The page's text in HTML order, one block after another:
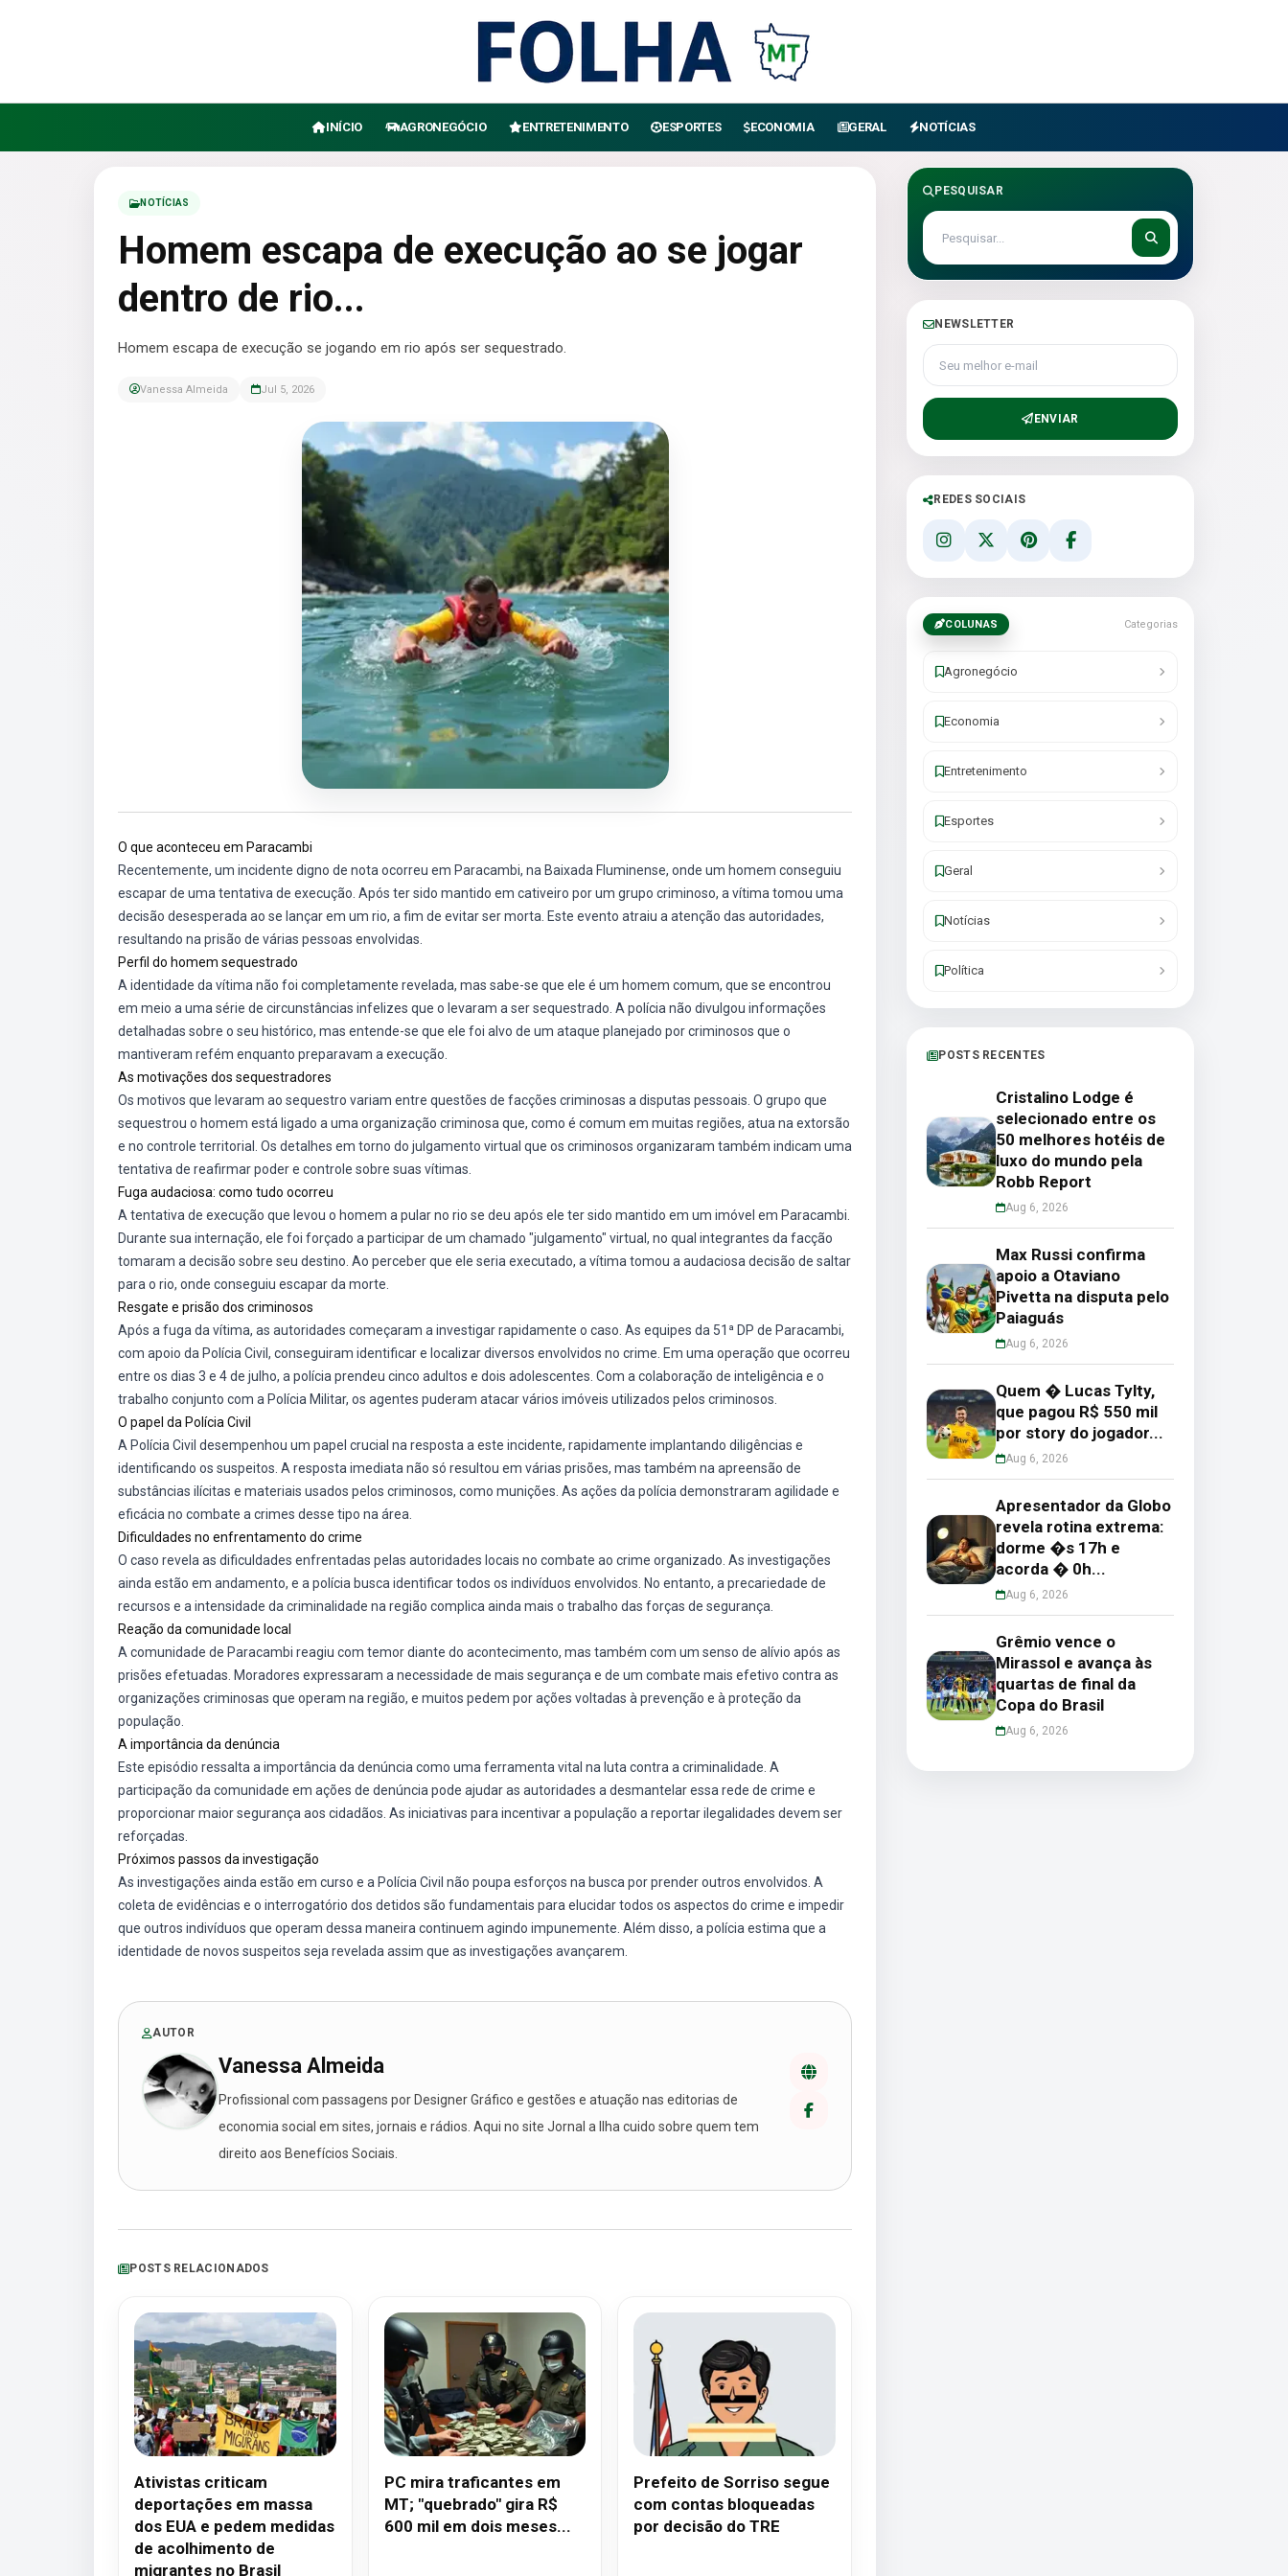
INÍCIO AGRONEGÓCIO ENTRETENIMENTO ESPORTES ECONOMIA GERAL NOTÍCIAS
NOTÍCIAS
Homem escapa de execução ao se jogar
dentro de rio...
Homem escapa de execução se jogando em rio após ser sequestrado.
Vanessa Almeida Jul 5, 2026
O que aconteceu em Paracambi
Recentemente, um incidente digno de nota ocorreu em Paracambi, na Baixada Fluminense, onde um homem conseguiu
escapar de uma tentativa de execução. Após ter sido mantido em cativeiro por um grupo criminoso, a vítima tomou uma
decisão desesperada ao se lançar em um rio, a fim de evitar ser morta. Este evento atraiu a atenção das autoridades,
resultando na prisão de várias pessoas envolvidas.
Perfil do homem sequestrado
A identidade da vítima não foi completamente revelada, mas sabe-se que ele é um homem comum, que se encontrou
em meio a uma série de circunstâncias infelizes que o levaram a ser sequestrado. A polícia não divulgou informações
detalhadas sobre o seu histórico, mas entende-se que ele foi alvo de um ataque planejado por criminosos que o
mantiveram refém enquanto preparavam a execução.
As motivações dos sequestradores
Os motivos que levaram ao sequestro variam entre questões de facções criminosas a disputas pessoais. O grupo que
sequestrou o homem está ligado a uma organização criminosa que, como é comum em muitas regiões, atua na extorsão
e no controle territorial. Os detalhes em torno do julgamento virtual que os criminosos organizaram também indicam uma
tentativa de reafirmar poder e controle sobre suas vítimas.
Fuga audaciosa: como tudo ocorreu
A tentativa de execução que levou o homem a pular no rio se deu após ele ter sido mantido em um imóvel em Paracambi.
Durante sua internação, ele foi forçado a participar de um chamado "julgamento" virtual, no qual integrantes da facção
tomaram a decisão sobre seu destino. Ao perceber que ele seria executado, a vítima tomou a audaciosa decisão de saltar
para o rio, onde conseguiu escapar da morte.
Resgate e prisão dos criminosos
Após a fuga da vítima, as autoridades começaram a investigar rapidamente o caso. As equipes da 51ª DP de Paracambi,
com apoio da Polícia Civil, conseguiram identificar e localizar diversos envolvidos no crime. Em uma operação que ocorreu
entre os dias 3 e 4 de julho, a polícia prendeu cinco adultos e dois adolescentes. Com a colaboração de inteligência e o
trabalho conjunto com a Polícia Militar, os agentes puderam atacar vários imóveis utilizados pelos criminosos.
O papel da Polícia Civil
A Polícia Civil desempenhou um papel crucial na resposta a este incidente, rapidamente implantando diligências e
identificando os suspeitos. A resposta imediata não só resultou em várias prisões, mas também na apreensão de
substâncias ilícitas e materiais usados pelos criminosos, como munições. As ações da polícia demonstraram agilidade e
eficácia no combate a crimes desse tipo na área.
Dificuldades no enfrentamento do crime
O caso revela as dificuldades enfrentadas pelas autoridades locais no combate ao crime organizado. As investigações
ainda estão em andamento, e a polícia busca identificar todos os indivíduos envolvidos. No entanto, a precariedade de
recursos e a intensidade da criminalidade na região complica ainda mais o trabalho das forças de segurança.
Reação da comunidade local
A comunidade de Paracambi reagiu com temor diante do acontecimento, mas também com um senso de alívio após as
prisões efetuadas. Moradores expressaram a necessidade de mais segurança e de um combate mais efetivo contra as
organizações criminosas que operam na região, e muitos pedem por ações voltadas à prevenção e à proteção da
população.
A importância da denúncia
Este episódio ressalta a importância da denúncia como uma ferramenta vital na luta contra a criminalidade. A
participação da comunidade em ações de denúncia pode ajudar as autoridades a desmantelar essa rede de crime e
proporcionar maior segurança aos cidadãos. As iniciativas para incentivar a população a reportar ilegalidades devem ser
reforçadas.
Próximos passos da investigação
As investigações ainda estão em curso e a Polícia Civil não poupa esforços na busca por prender outros envolvidos. A
coleta de evidências e o interrogatório dos detidos são fundamentais para elucidar todos os aspectos do crime e impedir
que outros indivíduos que operam dessa maneira continuem agindo impunemente. Além disso, a polícia estima que a
identidade de novos suspeitos seja revelada assim que as investigações avançarem.
AUTOR
Vanessa Almeida
Profissional com passagens por Designer Gráfico e gestões e atuação nas editorias de
economia social em sites, jornais e rádios. Aqui no site Jornal a Ilha cuido sobre quem tem
direito aos Benefícios Sociais.
POSTS RELACIONADOS
Ativistas criticam
deportações em massa
dos EUA e pedem medidas
de acolhimento de
migrantes no Brasil
PC mira traficantes em
MT; "quebrado" gira R$
600 mil em dois meses...
Prefeito de Sorriso segue
com contas bloqueadas
por decisão do TRE
PESQUISAR
NEWSLETTER
Seu melhor e-mail
ENVIAR
REDES SOCIAIS
COLUNAS Categorias
Agronegócio
Economia
Entretenimento
Esportes
Geral
Notícias
Política
POSTS RECENTES
Cristalino Lodge é
selecionado entre os
50 melhores hotéis de
luxo do mundo pela
Robb Report
Aug 6, 2026
Max Russi confirma
apoio a Otaviano
Pivetta na disputa pelo
Paiaguás
Aug 6, 2026
Quem � Lucas Tylty,
que pagou R$ 550 mil
por story do jogador...
Aug 6, 2026
Apresentador da Globo
revela rotina extrema:
dorme �s 17h e
acorda � 0h...
Aug 6, 2026
Grêmio vence o
Mirassol e avança às
quartas de final da
Copa do Brasil
Aug 6, 2026